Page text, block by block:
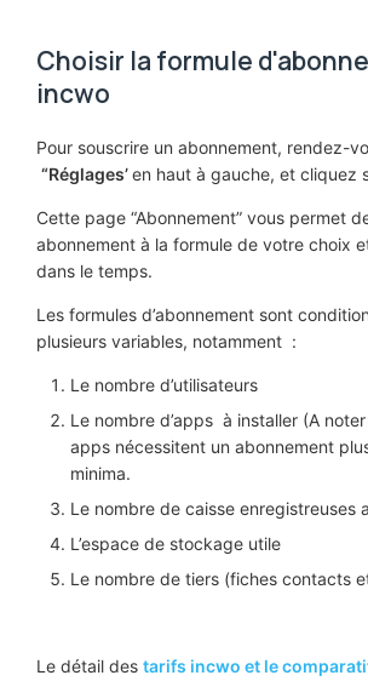
Choisir la formule
incwo
Pour souscrire un abonnement, rendez-
“Réglages’en haut à gauche, et cliquez
Cette page “Abonnement” vous permet
abonnement à la formule de votre choix
dans le temps.
Les formules d’abonnement sont
plusieurs variables, notamment :
Le nombre d’utilisateurs
Le nombre d’apps à installer (A
apps nécessitent un abonnement
minima.
Le nombre de caisse enregistreuses
L’espace de stockage utile
Le nombre de tiers (fiches contacts
Le détail des tarifs incwo et le